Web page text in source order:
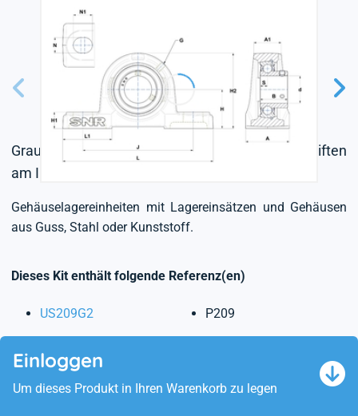
Graugussgehäuse, Lagereinsatz mit Gewindestiften
am Innenring, Einlippendichtung
Gehäuselagereinheiten mit Lagereinsätzen und Gehäusen
aus Guss, Stahl oder Kunststoff.
Dieses Kit enthält folgende Referenz(en)
US209G2 P209
Einloggen
Um dieses Produkt in Ihren Warenkorb zu legen